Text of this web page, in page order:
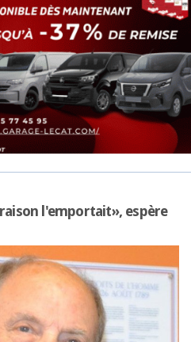
l'emportait», espère